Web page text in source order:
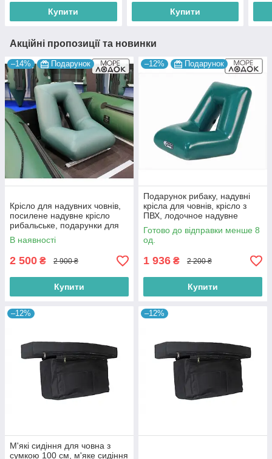
Купити Купити
Акційні пропозиції та новинки
–14% Подарунок
Крісло для надувних човнів,
посилене надувне крісло
рибальське, подарунки для
рибалки/рибака
В наявності
2 500 ₴ 2 900 ₴
Купити
–12% Подарунок
Подарунок рибаку, надувні
крісла для човнів, крісло з
ПВХ, лодочное надувне
крісло, крісло для надувних
човнів
Готово до відправки менше 8
од.
1 936 ₴ 2 200 ₴
Купити
–12%
М'які сидіння для човна з
сумкою 100 см, м'яке сидіння
–12%